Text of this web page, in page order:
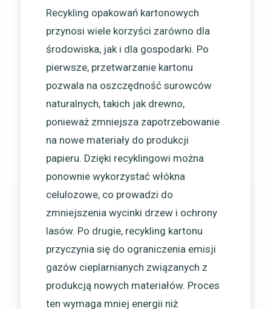
Recykling opakowań kartonowych
przynosi wiele korzyści zarówno dla
środowiska, jak i dla gospodarki. Po
pierwsze, przetwarzanie kartonu
pozwala na oszczędność surowców
naturalnych, takich jak drewno,
ponieważ zmniejsza zapotrzebowanie
na nowe materiały do produkcji
papieru. Dzięki recyklingowi można
ponownie wykorzystać włókna
celulozowe, co prowadzi do
zmniejszenia wycinki drzew i ochrony
lasów. Po drugie, recykling kartonu
przyczynia się do ograniczenia emisji
gazów cieplarnianych związanych z
produkcją nowych materiałów. Proces
ten wymaga mniej energii niż